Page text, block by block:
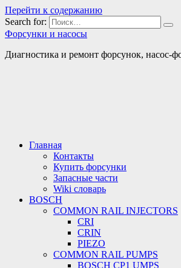
Перейти к содержанию
Search for:
Форсунки и насосы
Диагностика и ремонт форсунок, насос-
Главная
Контакты
Купить форсунки
Запасные части
Wiki словарь
BOSCH
COMMON RAIL INJECTORS
CRI
CRIN
PIEZO
COMMON RAIL PUMPS
BOSCH CP1 UMPS